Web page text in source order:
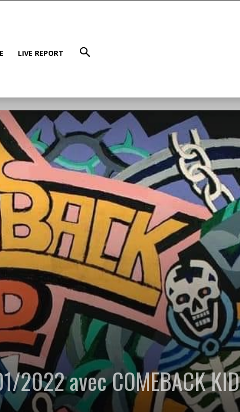
LIVE REPORT
2022 avec COMEBACK KID